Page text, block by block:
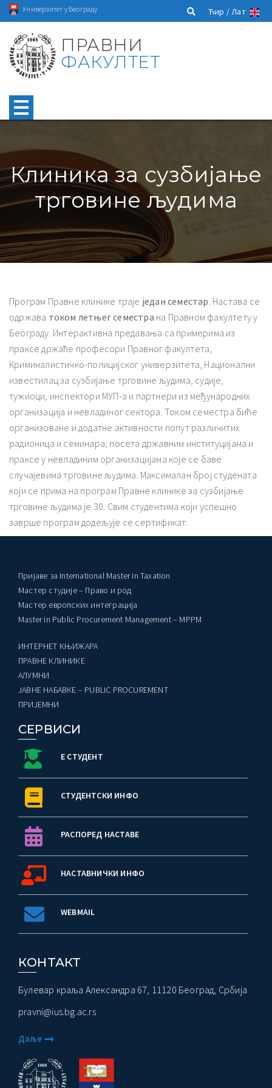
Универзитет у Београду Ћир /Лат
ПРАВНИ
ФАКУЛТЕТ
Клиника за сузбијање
трговине људима
Програм Правне клинике траје један семестар . Настава се
одржава током летњег семестра на Правном факултету у
Београду. Интерактивна предавања са примерима из
праксе држаће професори Правног факултета,
Криминалистичко-полицијског универзитета, Национални
известилац за сузбијање трговине људима, судије,
тужиоци, инспектори МУП-а и партнери из међународних
организација и невладиног сектора. Током семестра биће
организоване и додатне активности попут различитих
радионица и семинара, посета државним институцијама и
праксе у невладиним организацијама које се баве
случајевима трговине људима. Максималан број студената
који се прима на програм Правне клинике за сузбијање
трговине људима је 30. Свим студентима који успешно
заврше програм додељује се сертификат.
Пријаве за International Master in Taxation
Мастер студије – Право и род
Мастер европских интеграција
Master in Public Procurement Management – MPPM
ИНТЕРНЕТ КЊИЖАРА
ПРАВНЕ КЛИНИКЕ
AЛУМНИ
ЈАВНЕ НАБАВКЕ – PUBLIC PROCUREMENT
ПРИЈЕМНИ
СЕРВИСИ
Е СТУДЕНТ
СТУДЕНТСКИ ИНФО
РАСПОРЕД НАСТАВЕ
НАСТАВНИЧКИ ИНФО
WEBMAIL
КОНТАКТ
Булевар краља Александра 67, 11120 Београд, Србија
pravni@ius.bg.ac.rs
Даље